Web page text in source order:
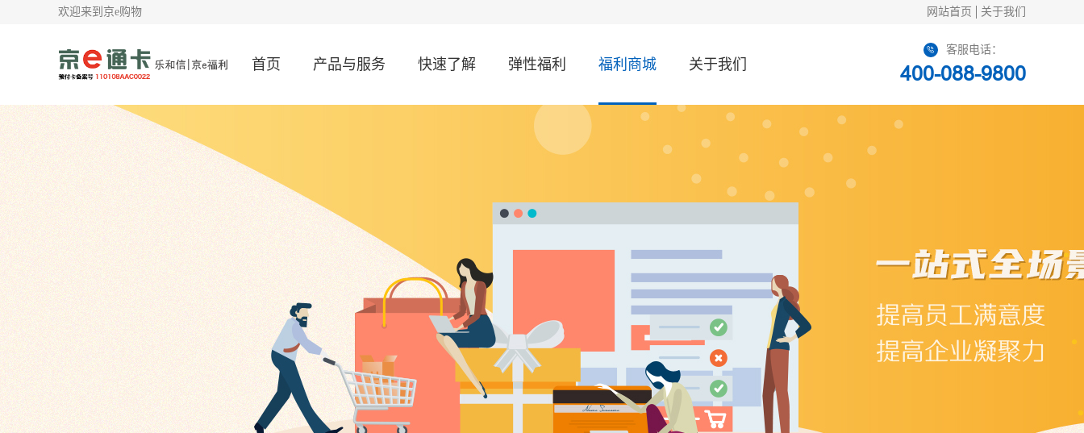
欢迎来到京e购物 网站首页 关于我们
首页 产品与服务 快速了解 弹性福利 福利商城 关于我们
客服电话：
400-088-9800